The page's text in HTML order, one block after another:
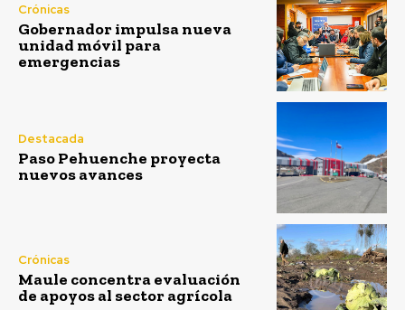
Crónicas
Gobernador impulsa nueva
unidad móvil para
emergencias
Destacada
Paso Pehuenche proyecta
nuevos avances
Crónicas
Maule concentra evaluación
de apoyos al sector agrícola